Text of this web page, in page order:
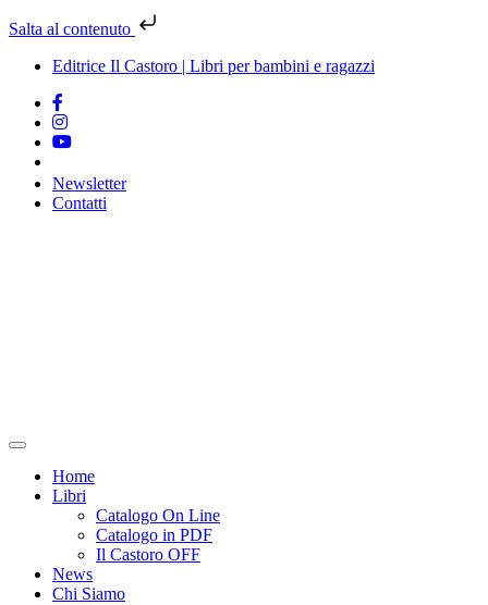
Salta al contenuto
Editrice Il Castoro | Libri per bambini e ragazzi
Newsletter
Contatti
Home
Libri
Catalogo On Line
Catalogo in PDF
Il Castoro OFF
News
Chi Siamo